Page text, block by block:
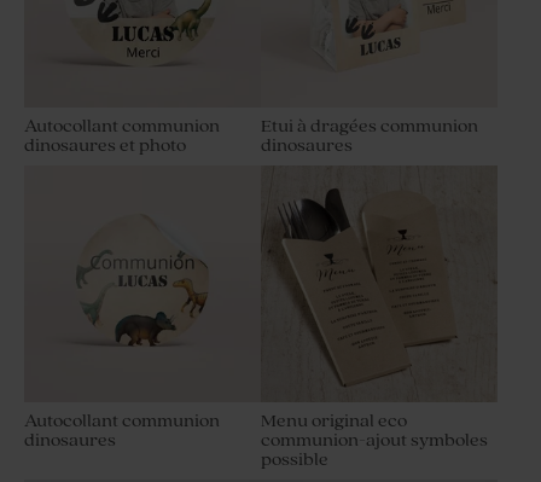
Autocollant communion
dinosaures et photo
Etui à dragées communion
dinosaures
Autocollant communion
dinosaures
Menu original eco
communion-ajout symboles
possible